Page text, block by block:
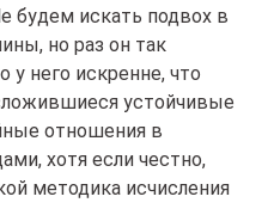
будем искать подвох в
но раз он так
у него искренне, что
устойчивые
отношения в
хотя если честно,
методика исчисления